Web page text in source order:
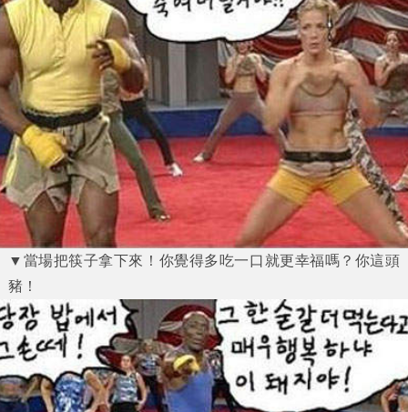
▼當場把筷子拿下來！你覺得多吃一口就更幸福嗎？你這頭
豬！